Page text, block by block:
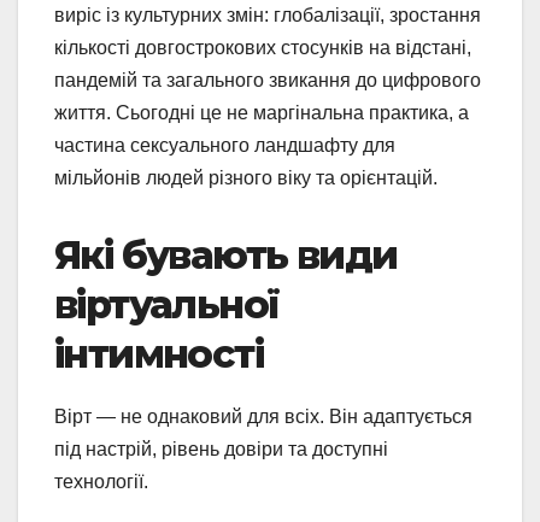
виріс із культурних змін: глобалізації, зростання
кількості довгострокових стосунків на відстані,
пандемій та загального звикання до цифрового
життя. Сьогодні це не маргінальна практика, а
частина сексуального ландшафту для
мільйонів людей різного віку та орієнтацій.
Які бувають види
віртуальної
інтимності
Вірт — не однаковий для всіх. Він адаптується
під настрій, рівень довіри та доступні
технології.